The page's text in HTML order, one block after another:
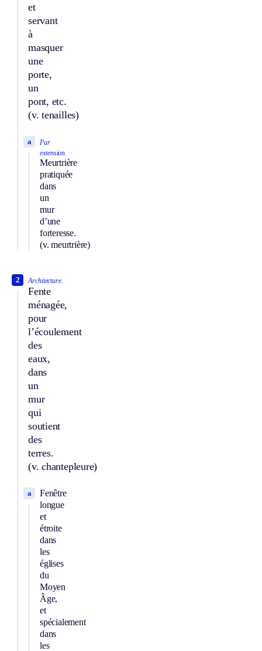
et
servant
à
masquer
une
porte,
un
pont, etc.
(v. tenailles)
Par
extension.
Meurtrière
pratiquée
dans
un
mur
d’une
forteresse.
(v. meurtrière)
a
Architecture.
Fente
ménagée,
pour
l’écoulement
des
eaux,
dans
un
mur
qui
soutient
des
terres.
(v. chantepleure)
2
Fenêtre
longue
et
étroite
dans
les
églises
du
Moyen
Âge,
et
spécialement
dans
les
a